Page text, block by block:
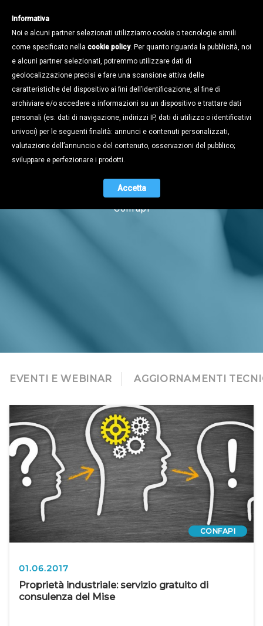
Notizie
Naviga tra i contenuti dell'universo
Confapi
EVENTI E WEBINAR AGGIORNAMENTI
CONFAPI
01.06.2017
Proprietà industriale: servizio gratuito di
consulenza del Mise
Informativa
Noi e alcuni partner selezionati utilizziamo cookie o tecnologie simili
come specificato nella cookie policy. Per quanto riguarda la pubblicità, noi
e alcuni partner selezionati, potremmo utilizzare dati di
geolocalizzazione precisi e fare una scansione attiva delle
caratteristiche del dispositivo ai fini dell’identificazione, al fine di
archiviare e/o accedere a informazioni su un dispositivo e trattare dati
personali (es. dati di navigazione, indirizzi IP, dati di utilizzo o identificativi
univoci) per le seguenti finalità: annunci e contenuti personalizzati,
valutazione dell’annuncio e del contenuto, osservazioni del pubblico;
sviluppare e perfezionare i prodotti.
Accetta